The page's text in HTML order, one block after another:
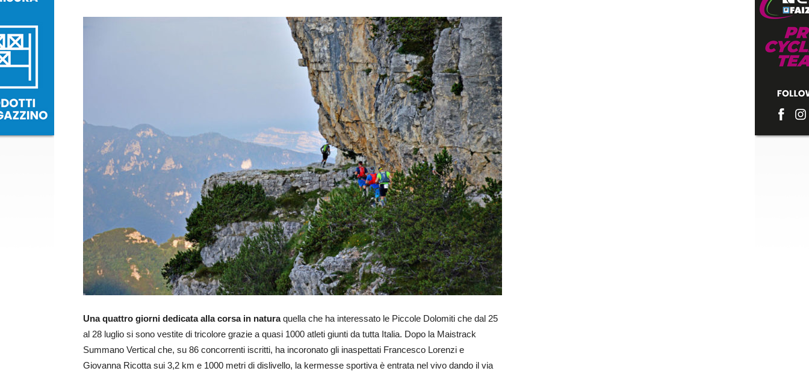
Una quattro giorni dedicata alla corsa in naturaquella che ha interessato le Piccole Dolomiti che dal 25
al 28 luglio si sono vestite di tricolore grazie a quasi 1000 atleti giunti da tutta Italia. Dopo la Maistrack
Summano Vertical che, su 86 concorrenti iscritti, ha incoronato gli inaspettati Francesco Lorenzi e
Giovanna Ricotta sui 3,2 km e 1000 metri di dislivello, la kermesse sportiva è entrata nel vivo dando il via